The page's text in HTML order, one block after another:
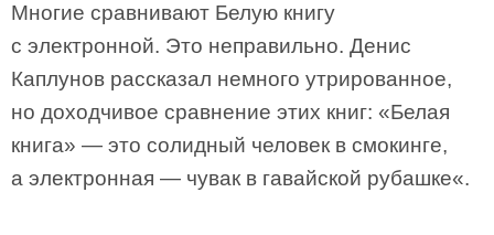
Многие сравнивают Белую книгу
с электронной. Это неправильно. Денис
Каплунов рассказал немного утрированное,
но доходчивое сравнение этих книг: «Белая
книга» — это солидный человек в смокинге,
а электронная — чувак в гавайской рубашке«.